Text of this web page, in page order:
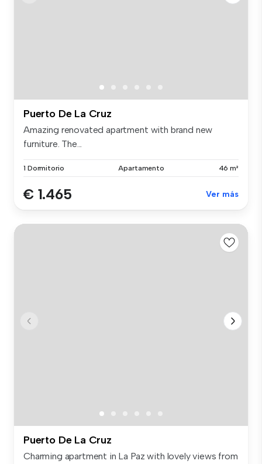
Puerto De La Cruz
Amazing renovated apartment with brand new
furniture. The...
1 Dormitorio Apartamento 46 m²
€ 1.465 Ver más
Puerto De La Cruz
Charming apartment in La Paz with lovely views from